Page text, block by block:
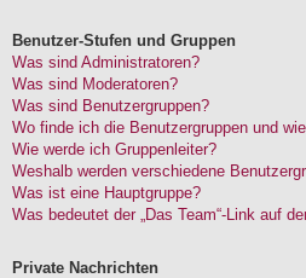
Benutzer-Stufen und Gruppen
Was sind Administratoren?
Was sind Moderatoren?
Was sind Benutzergruppen?
Wo finde ich die Benutzergruppen und
Wie werde ich Gruppenleiter?
Weshalb werden verschiedene
Was ist eine Hauptgruppe?
Was bedeutet der „Das Team“-Link auf
Private Nachrichten